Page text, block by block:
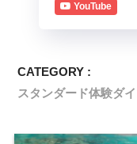
YouTube
CATEGORY :
スタンダード体験ダ